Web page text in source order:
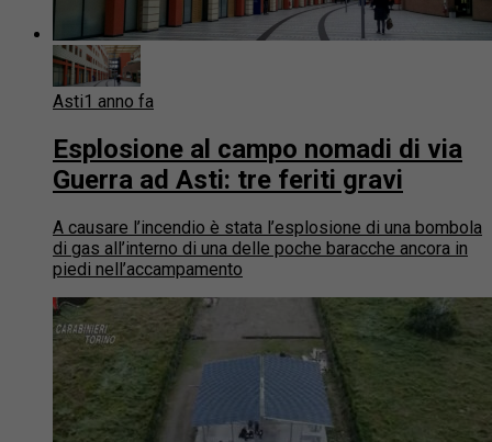
Asti1 anno fa
Esplosione al campo nomadi di via
Guerra ad Asti: tre feriti gravi
A causare l’incendio è stata l’esplosione di una bombola
di gas all’interno di una delle poche baracche ancora in
piedi nell’accampamento